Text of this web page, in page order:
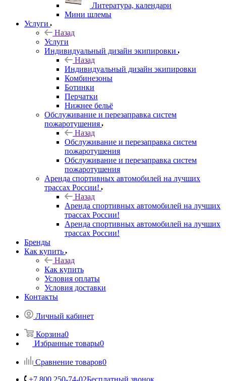
Литература, календари
Мини шлемы
Услуги
Назад
Услуги
Индивидуальный дизайн экипировки
Назад
Индивидуальный дизайн экипировки
Комбинезоны
Ботинки
Перчатки
Нижнее бельё
Обслуживание и перезаправка систем
пожаротушения
Назад
Обслуживание и перезаправка систем
пожаротушения
Обслуживание и перезаправка систем
пожаротушения
Аренда спортивных автомобилей на лучших
трассах России!
Назад
Аренда спортивных автомобилей на лучших
трассах России!
Аренда спортивных автомобилей на лучших
трассах России!
Бренды
Как купить
Назад
Как купить
Условия оплаты
Условия доставки
Контакты
Личный кабинет
Корзина0
Избранные товары0
Сравнение товаров0
+7 800 250-74-02Бесплатный звонок